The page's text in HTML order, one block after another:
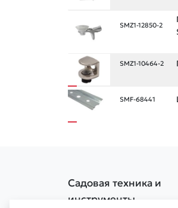
SMZ1-12850-2
SMZ1-10464-2
SMF-68441
Садовая техника и
инструменты